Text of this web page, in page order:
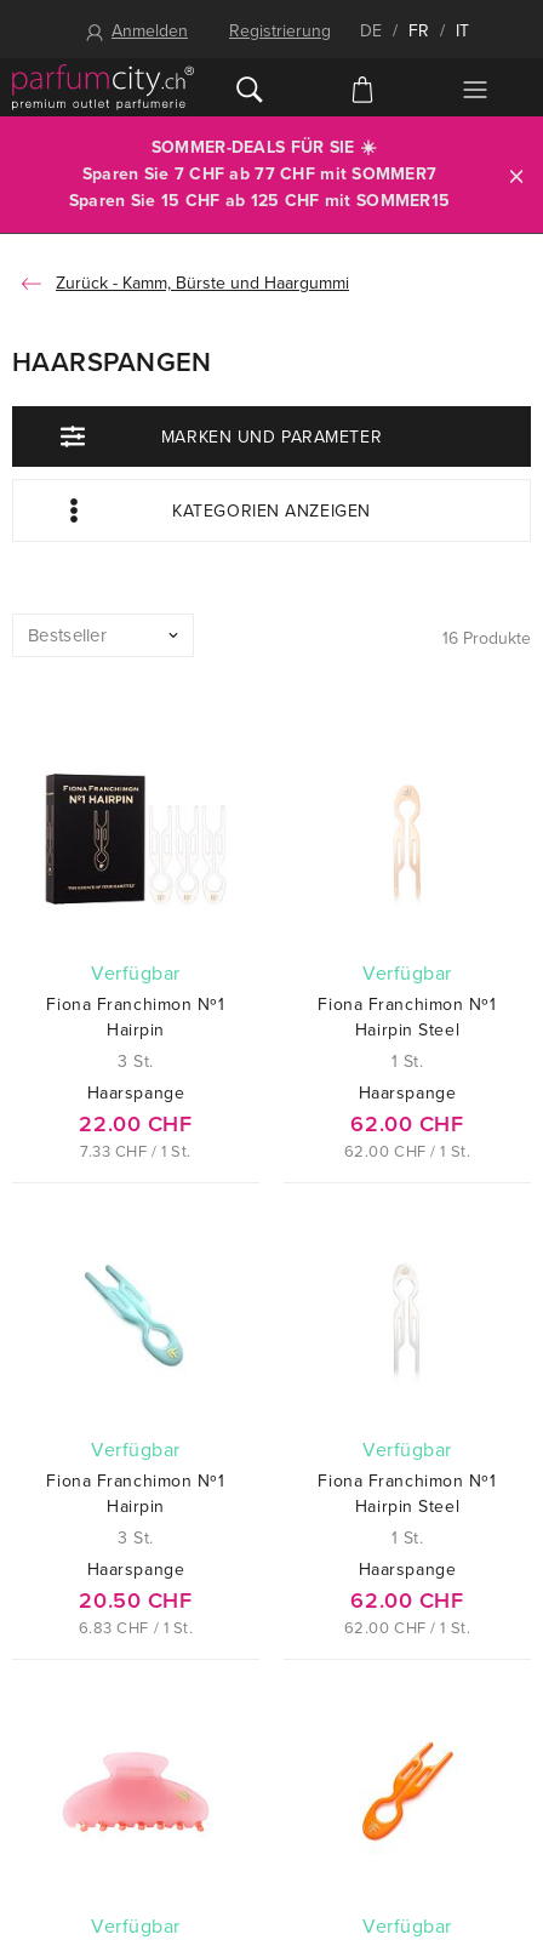
Anmelden Registrierung DE / FR / IT
SOMMER-DEALS FÜR SIE ☀️
Sparen Sie 7 CHF ab 77 CHF mitSOMMER7
Sparen Sie 15 CHF ab 125 CHF mit SOMMER15
Kamm, Bürste und Haargummi
HAARSPANGEN
MARKEN UND PARAMETER
KATEGORIEN ANZEIGEN
16 Produkte
verfügbar
Fiona Franchimon Nº1
Hairpin
3 St.
Haarspange
22.00 CHF
7.33 CHF / 1 St.
verfügbar
Fiona Franchimon Nº1
Hairpin Steel
1 St.
Haarspange
62.00 CHF
62.00 CHF / 1 St.
verfügbar
Fiona Franchimon Nº1
Hairpin
3 St.
Haarspange
20.50 CHF
6.83 CHF / 1 St.
verfügbar
Fiona Franchimon Nº1
Hairpin Steel
1 St.
Haarspange
62.00 CHF
62.00 CHF / 1 St.
verfügbar verfügbar